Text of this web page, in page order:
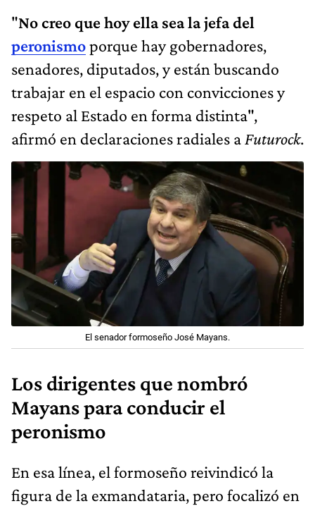
"No creo que hoy ella sea la jefa del
peronismoporque hay gobernadores,
senadores, diputados, y están buscando
trabajar en el espacio con convicciones y
respeto al Estado en forma distinta",
afirmó en declaraciones radiales a Futurock.
El senador formoseño José Mayans.
Los dirigentes que nombró
Mayans para conducir el
peronismo
En esa línea, el formoseño reivindicó la
figura de la exmandataria, pero focalizó en